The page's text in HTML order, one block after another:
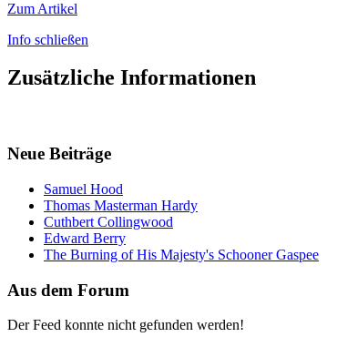
Zum Artikel
Info schließen
Zusätzliche Informationen
Neue Beiträge
Samuel Hood
Thomas Masterman Hardy
Cuthbert Collingwood
Edward Berry
The Burning of His Majesty's Schooner Gaspee
Aus dem Forum
Der Feed konnte nicht gefunden werden!